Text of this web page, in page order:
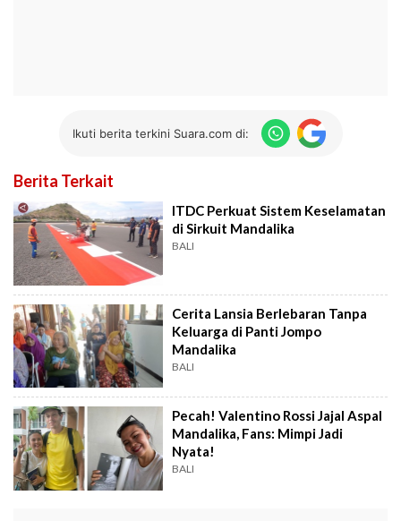
Ikuti berita terkini Suara.com di:
Berita Terkait
ITDC Perkuat Sistem Keselamatan
di Sirkuit Mandalika
BALI
Cerita Lansia Berlebaran Tanpa
Keluarga di Panti Jompo
Mandalika
BALI
Pecah! Valentino Rossi Jajal Aspal
Mandalika, Fans: Mimpi Jadi
Nyata!
BALI